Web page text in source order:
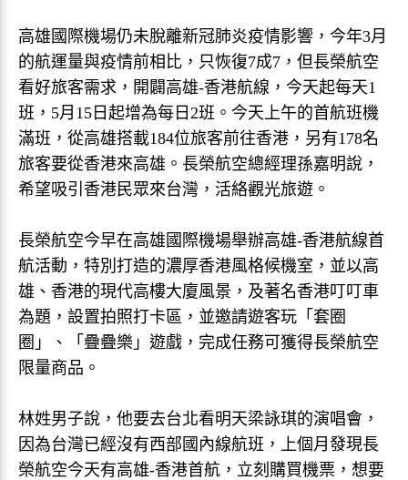
高雄國際機場仍未脫離新冠肺炎疫情影響，今年3月
的航運量與疫情前相比，只恢復7成7，但長榮航空
看好旅客需求，開闢高雄-香港航線，今天起每天1
班，5月15日起增為每日2班。今天上午的首航班機
滿班，從高雄搭載184位旅客前往香港，另有178名
旅客要從香港來高雄。長榮航空總經理孫嘉明說，
希望吸引香港民眾來台灣，活絡觀光旅遊。
長榮航空今早在高雄國際機場舉辦高雄-香港航線首
航活動，特別打造的濃厚香港風格候機室，並以高
雄、香港的現代高樓大廈風景，及著名香港叮叮車
為題，設置拍照打卡區，並邀請遊客玩「套圈
圈」、「疊疊樂」遊戲，完成任務可獲得長榮航空
限量商品。
林姓男子說，他要去台北看明天梁詠琪的演唱會，
因為台灣已經沒有西部國內線航班，上個月發現長
榮航空今天有高雄-香港首航，立刻購買機票，想要